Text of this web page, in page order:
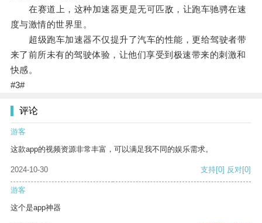
在赛道上，这种加速器更是无可匹敌，让跑车驰骋在速
度与激情的世界里。
超级跑车加速器不仅提升了汽车的性能，更给驾驶者带
来了前所未有的驾驶体验，让他们享受到极速带来的刺激和
快感。
#3#
评论
游客
这款app的视频资源非常丰富，可以满足我不同的娱乐需求。
2024-10-30 支持[0] 反对[0]
游客
这个是app神器